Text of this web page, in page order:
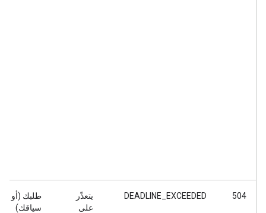
504
DEADLINE_EXCEEDED
يتعذّر
على
طلبك (أو
سياقك)